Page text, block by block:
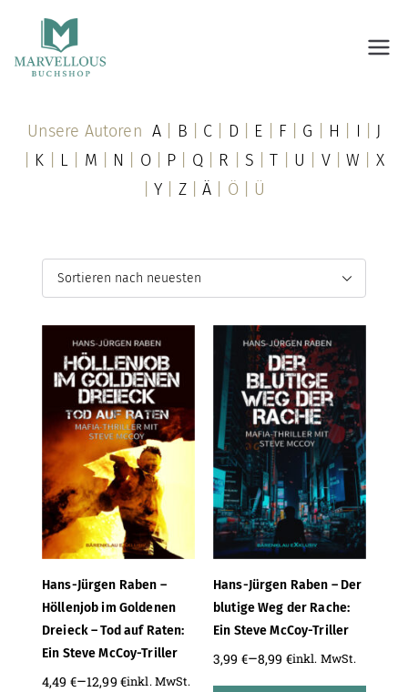
Unsere AutorenA B C D| E F G H I
J
K L M N O| P Q| R S |T U V|W
X
Y Z|Ä | Ö | Ü
Hans-Jürgen Raben –
Höllenjob im Goldenen
Dreieck – Tod auf Raten:
Ein Steve McCoy-Triller
4,49 €–12,99 €inkl. MwSt.
Hans-Jürgen Raben – Der
blutige Weg der Rache:
Ein Steve McCoy-Triller
3,99 €–8,99 €inkl. MwSt.